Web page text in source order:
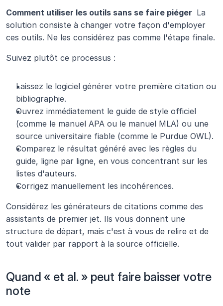
Comment utiliser les outils sans se faire piéger La
solution consiste à changer votre façon d'employer
ces outils. Ne les considérez pas comme l'étape finale.
Suivez plutôt ce processus :
Laissez le logiciel générer votre première citation ou
bibliographie.
Ouvrez immédiatement le guide de style officiel
(comme le manuel APA ou le manuel MLA) ou une
source universitaire fiable (comme le Purdue OWL).
Comparez le résultat généré avec les règles du
guide, ligne par ligne, en vous concentrant sur les
listes d'auteurs.
Corrigez manuellement les incohérences.
Considérez les générateurs de citations comme des
assistants de premier jet. Ils vous donnent une
structure de départ, mais c'est à vous de relire et de
tout valider par rapport à la source officielle.
Quand « et al. » peut faire baisser votre
note